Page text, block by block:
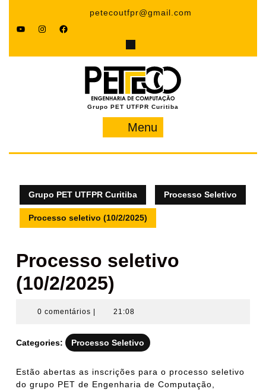
petecoutfpr@gmail.com
YouTubeInstagramFacebook
Grupo PET UTFPR Curitiba
Menu
Grupo PET UTFPR Curitiba Processo Seletivo
Processo seletivo (10/2/2025)
Processo seletivo
(10/2/2025)
0 comentários 21:08
Categories: Processo Seletivo
Estão abertas as inscrições para o processo seletivo
do grupo PET de Engenharia de Computação,